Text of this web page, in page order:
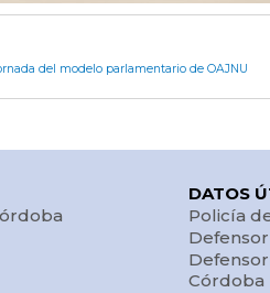
del modelo parlamentario de OAJNU
DATOS
Policía
Córdoba